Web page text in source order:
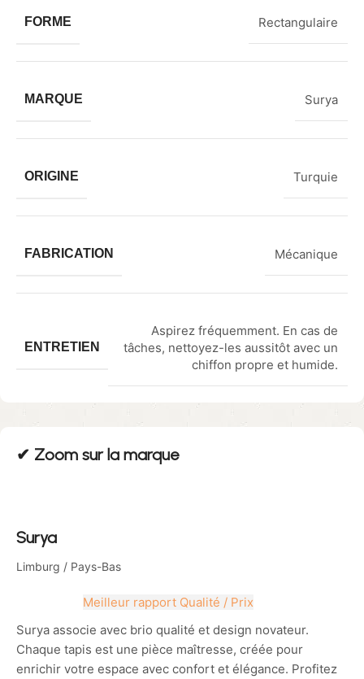
FORME Rectangulaire
MARQUE Surya
ORIGINE Turquie
FABRICATION Mécanique
ENTRETIEN
Aspirez fréquemment. En cas de
tâches, nettoyez-les aussitôt avec un
chiffon propre et humide.
✔︎ Zoom sur la marque
Surya
Limburg / Pays-Bas
Meilleur rapport Qualité / Prix
Surya associe avec brio qualité et design novateur.
Chaque tapis est une pièce maîtresse, créée pour
enrichir votre espace avec confort et élégance. Profitez